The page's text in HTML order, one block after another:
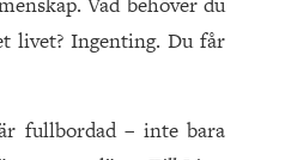
livet? Ingenting. Du får
fullbordad – inte bara